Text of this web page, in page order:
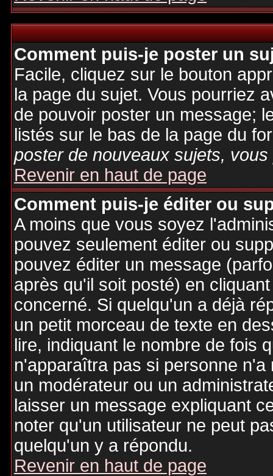
Comment puis-je poster un
Facile, cliquez sur le bouton
la page du sujet. Vous pourriez
de pouvoir poster un message;
listés sur le bas de la page du
poster de nouveaux sujets,
Revenir en haut de page
Comment puis-je éditer ou
A moins que vous soyez
pouvez seulement éditer ou
pouvez éditer un message
après qu'il soit posté) en
concerné. Si quelqu'un a déjà
un petit morceau de texte en
lire, indiquant le nombre de fois
n'apparaîtra pas si personne
un modérateur ou un
laisser un message expliquant
noter qu'un utilisateur ne peut
quelqu'un y a répondu.
Revenir en haut de page